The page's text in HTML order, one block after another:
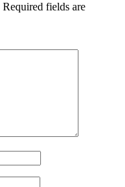
Required fields are